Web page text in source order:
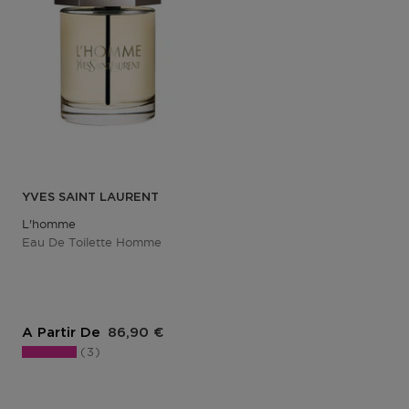
YVES SAINT LAURENT
L'homme
Eau De Toilette Homme
A Partir De Prix du produit
86,90 €
3